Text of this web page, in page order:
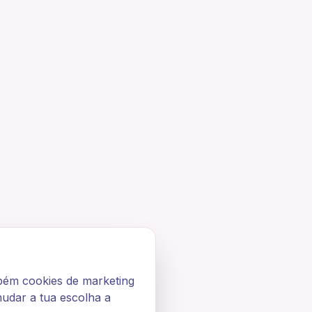
cookies de marketing
a tua escolha a